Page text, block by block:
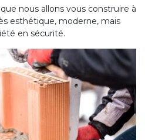
nous allons vous construire à
esthétique, moderne, mais
en sécurité.